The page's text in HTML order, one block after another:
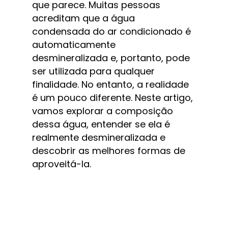
que parece. Muitas pessoas
acreditam que a água
condensada do ar condicionado é
automaticamente
desmineralizada e, portanto, pode
ser utilizada para qualquer
finalidade. No entanto, a realidade
é um pouco diferente. Neste artigo,
vamos explorar a composição
dessa água, entender se ela é
realmente desmineralizada e
descobrir as melhores formas de
aproveitá-la.